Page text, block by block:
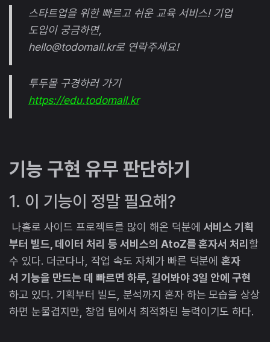
스타트업을 위한 빠르고 쉬운 교육 서비스! 기업
도입이 궁금하면,
hello@todomall.kr로 연락주세요!
투두몰 구경하러 가기
https://edu.todomall.kr
기능 구현 유무 판단하기
1. 이 기능이 정말 필요해?
나홀로 사이드 프로젝트를 많이 해온 덕분에 서비스 기획
부터 빌드, 데이터 처리 등 서비스의 AtoZ를 혼자서 처리할
수 있다. 더군다나, 작업 속도 자체가 빠른 덕분에혼자
서 기능을 만드는 데 빠르면 하루, 길어봐야 3일 안에 구현
하고 있다. 기획부터 빌드, 분석까지 혼자 하는 모습을 상상
하면 눈물겹지만, 창업 팀에서 최적화된 능력이기도 하다.